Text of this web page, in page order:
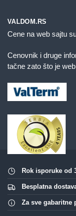
VALDOM.RS
Cene na web sajtu
Cenovnik i druge
tačne zato što je
Rok isporuke od
Besplatna
Za sve gabaritne